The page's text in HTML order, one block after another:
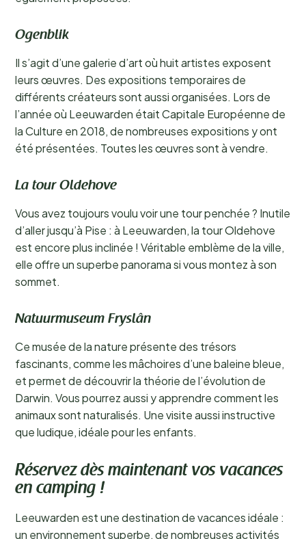
Ogenblik
Il s’agit d’une galerie d’art où huit artistes exposent
leurs œuvres. Des expositions temporaires de
différents créateurs sont aussi organisées. Lors de
l’année où Leeuwarden était Capitale Européenne de
la Culture en 2018, de nombreuses expositions y ont
été présentées. Toutes les œuvres sont à vendre.
La tour Oldehove
Vous avez toujours voulu voir une tour penchée ? Inutile
d’aller jusqu’à Pise : à Leeuwarden, la tour Oldehove
est encore plus inclinée ! Véritable emblème de la ville,
elle offre un superbe panorama si vous montez à son
sommet.
Natuurmuseum Fryslân
Ce musée de la nature présente des trésors
fascinants, comme les mâchoires d’une baleine bleue,
et permet de découvrir la théorie de l’évolution de
Darwin. Vous pourrez aussi y apprendre comment les
animaux sont naturalisés. Une visite aussi instructive
que ludique, idéale pour les enfants.
Réservez dès maintenant vos vacances
en camping !
Leeuwarden est une destination de vacances idéale :
un environnement superbe, de nombreuses activités